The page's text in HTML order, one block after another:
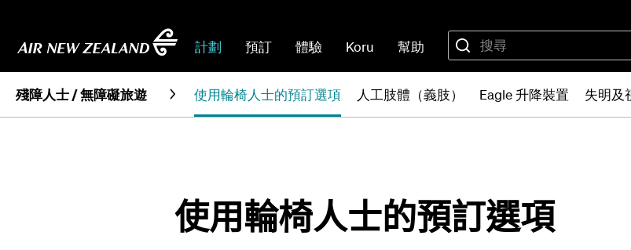
計劃 預訂 體驗 Koru 幫助
殘障人士 / 無障礙旅遊 使用輪椅人士的預訂選項 人工肢體（義肢） Eagle 升降裝置 失明及
使用輪椅人士的預訂選項